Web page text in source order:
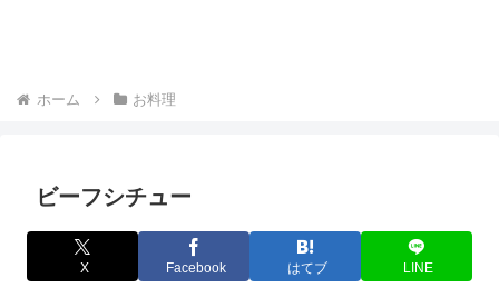
ホーム お料理
ビーフシチュー
X Facebook はてブ LINE